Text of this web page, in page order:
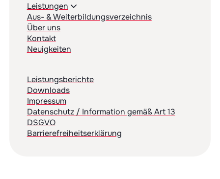
Leistungen
Aus- & Weiterbildungsverzeichnis
Über uns
Kontakt
Neuigkeiten
Leistungsberichte
Downloads
Impressum
Datenschutz / Information gemäß Art 13
DSGVO
Barrierefreiheitserklärung